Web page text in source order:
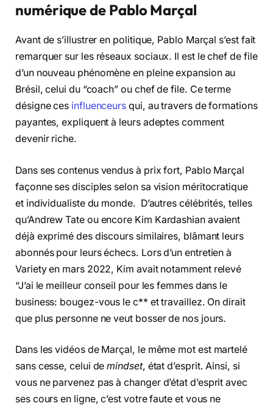
numérique de Pablo Marçal
Avant de s’illustrer en politique, Pablo Marçal s’est fait
remarquer sur les réseaux sociaux. Il est le chef de file
d’un nouveau phénomène en pleine expansion au
Brésil, celui du “coach” ou chef de file. Ce terme
désigne ces influenceurs qui, au travers de formations
payantes, expliquent à leurs adeptes comment
devenir riche.
Dans ses contenus vendus à prix fort, Pablo Marçal
façonne ses disciples selon sa vision méritocratique
et individualiste du monde. D’autres célébrités, telles
qu’Andrew Tate ou encore Kim Kardashian avaient
déjà exprimé des discours similaires, blâmant leurs
abonnés pour leurs échecs. Lors d’un entretien à
Variety en mars 2022, Kim avait notamment relevé
“J’ai le meilleur conseil pour les femmes dans le
business: bougez-vous le c** et travaillez. On dirait
que plus personne ne veut bosser de nos jours.
Dans les vidéos de Marçal, le même mot est martelé
sans cesse, celui demindset, état d’esprit. Ainsi, si
vous ne parvenez pas à changer d’état d’esprit avec
ses cours en ligne, c’est votre faute et vous ne